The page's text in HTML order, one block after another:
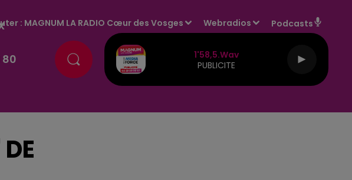
80
: MAGNUM LA RADIO Cœur des Vosges Webradios Podcasts
1'58,5.wav
PUBLICITE